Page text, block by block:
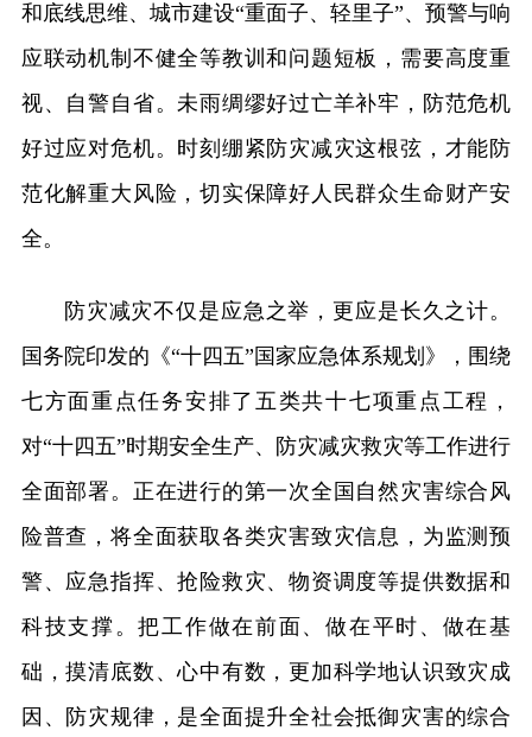
和底线思维、城市建设“重面子、轻里子”、预警与响
应联动机制不健全等教训和问题短板，需要高度重
视、自警自省。未雨绸缪好过亡羊补牢，防范危机
好过应对危机。时刻绷紧防灾减灾这根弦，才能防
范化解重大风险，切实保障好人民群众生命财产安
全。
防灾减灾不仅是应急之举，更应是长久之计。
国务院印发的《“十四五”国家应急体系规划》，围绕
七方面重点任务安排了五类共十七项重点工程，
对“十四五”时期安全生产、防灾减灾救灾等工作进行
全面部署。正在进行的第一次全国自然灾害综合风
险普查，将全面获取各类灾害致灾信息，为监测预
警、应急指挥、抢险救灾、物资调度等提供数据和
科技支撑。把工作做在前面、做在平时、做在基
础，摸清底数、心中有数，更加科学地认识致灾成
因、防灾规律，是全面提升全社会抵御灾害的综合